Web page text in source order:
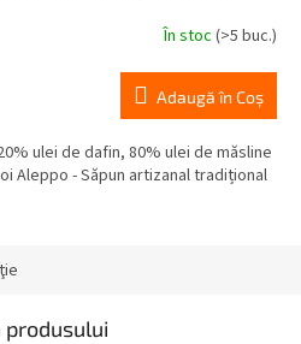
În stoc (>5 buc.)
Adaugă în Coş
ulei de dafin, 80% ulei de măsline
Aleppo - Săpun artizanal tradițional